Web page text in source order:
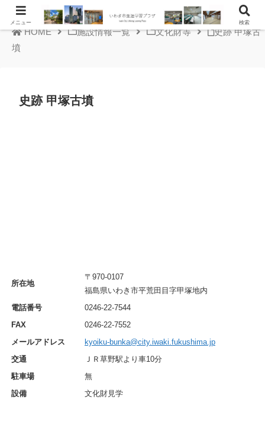
HOME 施設情報一覧 文化財等
史跡 甲塚古
墳
史跡 甲塚古墳
所在地
〒970-0107
福島県いわき市平荒田目字甲塚地内
電話番号
0246-22-7544
FAX
0246-22-7552
メールアドレス
kyoiku-bunka@city.iwaki.fukushima.jp
交通
ＪＲ草野駅より車10分
駐車場
無
設備
文化財見学
メニュー 検索